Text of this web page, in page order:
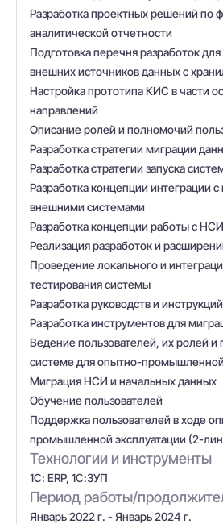
Разработка проектных решений по
аналитической отчетности
Подготовка перечня разработок
внешних источников данных с
Настройка прототипа КИС в части
направлений
Описание ролей и полномочий
Разработка стратегии миграции
Разработка стратегии запуска
Разработка концепции интеграции
внешними системами
Разработка концепции работы с НСИ
Реализация разработок и
Проведение локального и
тестирования системы
Разработка руководств и
Разработка инструментов для
Ведение пользователей, их ролей
системе для опытно-промышленной
Миграция НСИ и начальных данных
Обучение пользователей
Поддержка пользователей в ходе
промышленной эксплуатации (2-
Технологии и инструменты
1С: ERP, 1С:ЗУП
Период работы/
Январь 2022 г. - Январь 2024 г.